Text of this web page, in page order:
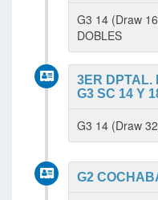
G3 14 (Draw
DOBLES
3ER DPTAL.
G3 SC 14 Y
G3 14 (Draw
G2